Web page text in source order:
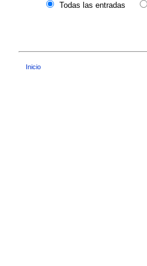
Todas las entradas
Inicio